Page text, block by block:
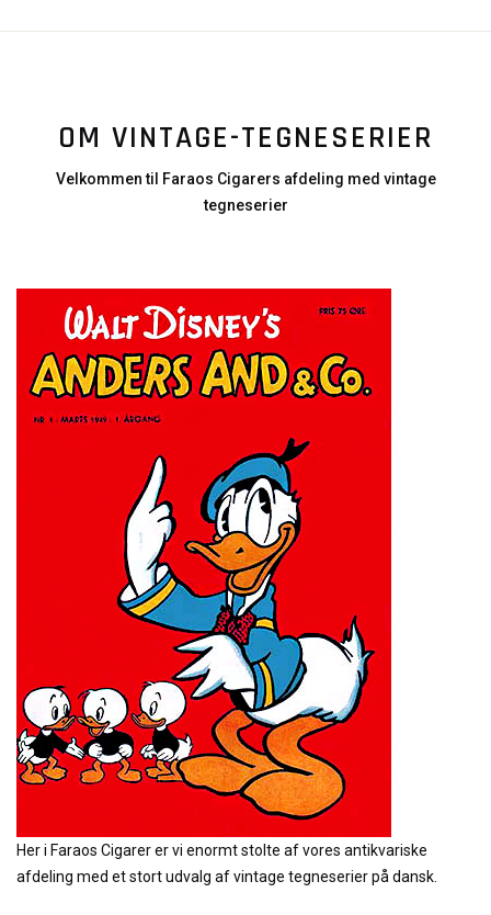
OM VINTAGE-TEGNESERIER
Velkommen til Faraos Cigarers afdeling med vintage
tegneserier
Her i Faraos Cigarer er vi enormt stolte af vores antikvariske
afdeling med et stort udvalg af vintage tegneserier på dansk.